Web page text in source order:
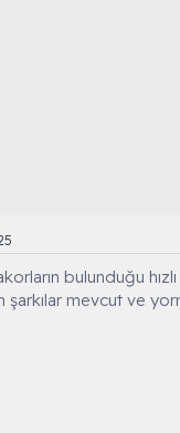
bulunduğu
şarkılar mevcut ve